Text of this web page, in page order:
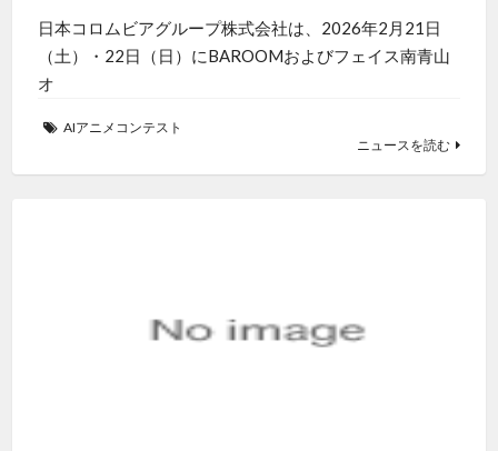
日本コロムビアグループ株式会社は、2026年2月21日
（土）・22日（日）にBAROOMおよびフェイス南青山
オ
AIアニメコンテスト
ニュースを読む